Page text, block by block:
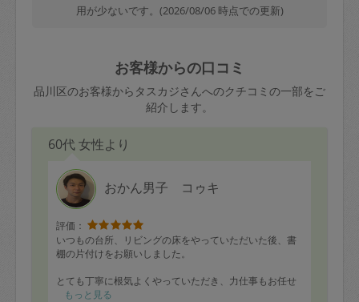
用が少ないです。(2026/08/06 時点での更新)
お客様からの口コミ
品川区のお客様からタスカジさんへのクチコミの一部をご
紹介します。
60代 女性より
おかん男子 コゥキ
評価：
いつもの台所、リビングの床をやっていただいた後、書
棚の片付けをお願いしました。
とても丁寧に根気よくやっていただき、力仕事もお任せ
しました。一人では手がつけられなかったので、たいへ
もっと見る